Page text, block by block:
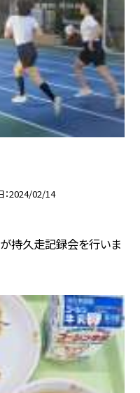
2024/02/14
が持久走記録会を行いま